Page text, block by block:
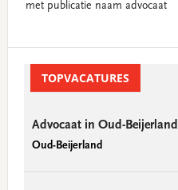
met publicatie naam advocaat
SidebarTOPVACATURES
Advocaat in Oud-Beijerland
Oud-Beijerland